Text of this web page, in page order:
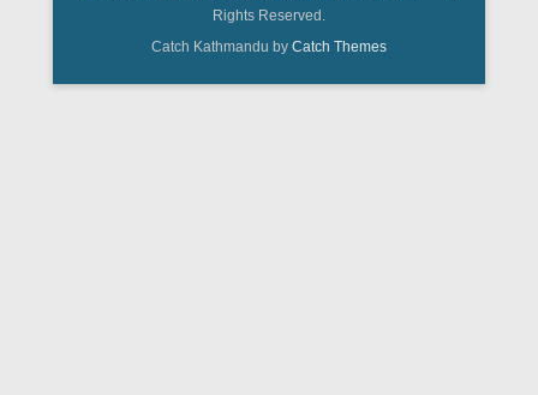
Rights Reserved.
Catch Kathmandu by Catch Themes